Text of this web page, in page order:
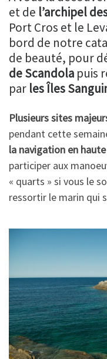
et de l’archipel
Port Cros et le
bord de notre
de beauté, pour
de Scandola puis
par les Îles
Plusieurs sites
pendant cette
la navigation en
participer aux
« quarts » si vous le
ressortir le marin qui